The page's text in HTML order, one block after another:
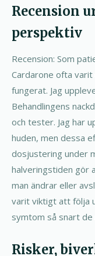
Recension
perspektiv
Recension: Som
Cardarone ofta
fungerat. Jag
Behandlingens
och tester. Jag har
huden, men dessa
dosjustering under
halveringstiden gör
man ändrar eller
varit viktigt att följa
symtom så snart de
Risker,